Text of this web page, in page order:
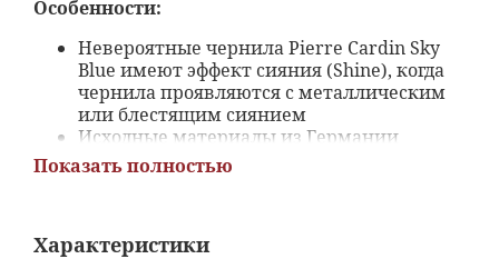
Особенности:
Невероятные чернила Pierre Cardin Sky
Blue имеют эффект сияния (Shine), когда
чернила проявляются с металлическим
или блестящим сиянием
Исходные материалы из Германии
Создайте свой цвет, смешав различные
Cardin отлично подходят для рисования,
Показать полностью
Характеристики